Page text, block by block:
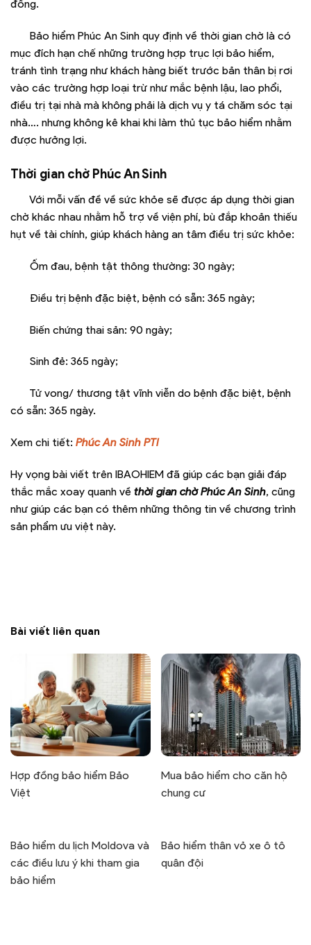
đồng.
Bảo hiểm Phúc An Sinh quy định về thời gian chờ là có
mục đích hạn chế những trường hợp trục lợi bảo hiểm,
tránh tình trạng như khách hàng biết trước bản thân bị rơi
vào các trường hợp loại trừ như mắc bệnh lậu, lao phổi,
điều trị tại nhà mà không phải là dịch vụ y tá chăm sóc tại
nhà…. nhưng không kê khai khi làm thủ tục bảo hiểm nhằm
được hưởng lợi.
Thời gian chờ Phúc An Sinh
Với mỗi vấn đề về sức khỏe sẽ được áp dụng thời gian
chờ khác nhau nhằm hỗ trợ về viện phí, bù đắp khoản thiếu
hụt về tài chính, giúp khách hàng an tâm điều trị sức khỏe:
Ốm đau, bệnh tật thông thường: 30 ngày;
Điều trị bệnh đặc biệt, bệnh có sẵn: 365 ngày;
Biến chứng thai sản: 90 ngày;
Sinh đẻ: 365 ngày;
Tử vong/ thương tật vĩnh viễn do bệnh đặc biệt, bệnh
có sẵn: 365 ngày.
Xem chi tiết: Phúc An Sinh PTI
Hy vọng bài viết trên IBAOHIEM đã giúp các bạn giải đáp
thắc mắc xoay quanh về thời gian chờ Phúc An Sinh, cũng
như giúp các bạn có thêm những thông tin về chương trình
sản phẩm ưu việt này.
Bài viết liên quan
Hợp đồng bảo hiểm Bảo
Việt
Mua bảo hiểm cho căn hộ
chung cư
Bảo hiểm du lịch Moldova và
các điều lưu ý khi tham gia
bảo hiểm
Bảo hiểm thân vỏ xe ô tô
quân đội